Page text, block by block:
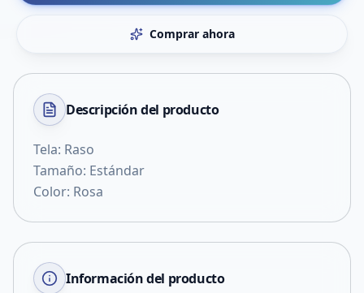
Comprar ahora
Descripción del producto
Tela: Raso
Tamaño: Estándar
Color: Rosa
Información del producto